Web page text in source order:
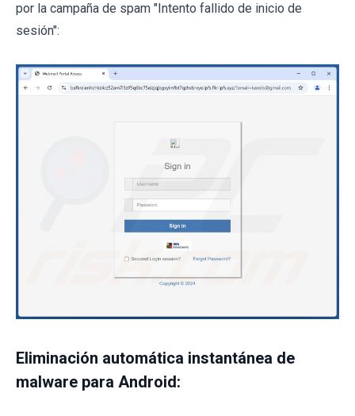
por la campaña de spam "Intento fallido de inicio de
sesión":
Eliminación automática instantánea de
malware para Android: